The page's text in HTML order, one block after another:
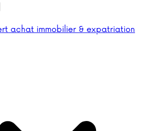
achat immobilier & expatriation